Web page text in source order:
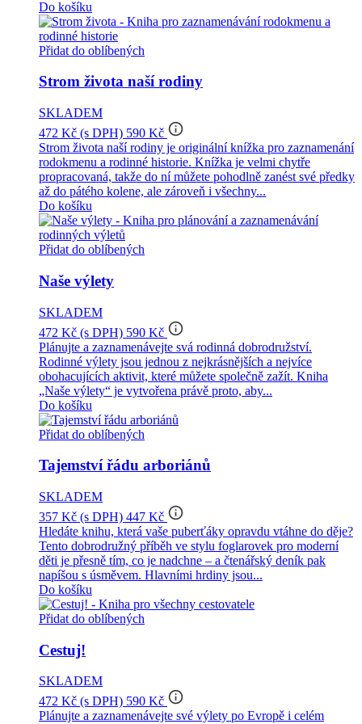
Do košíku
Přidat do oblíbených
Strom života naší rodiny
SKLADEM
472 Kč (s DPH) 590 Kč info_outline
Strom života naší rodiny je originální knížka pro zaznamenání
rodokmenu a rodinné historie. Knížka je velmi chytře
propracovaná, takže do ní můžete pohodlně zanést své předky
až do pátého kolene, ale zároveň i všechny...
Do košíku
Přidat do oblíbených
Naše výlety
SKLADEM
472 Kč (s DPH) 590 Kč info_outline
Plánujte a zaznamenávejte svá rodinná dobrodružství.
Rodinné výlety jsou jednou z nejkrásnějších a nejvíce
obohacujících aktivit, které můžete společně zažít. Kniha
„Naše výlety“ je vytvořena právě proto, aby...
Do košíku
Přidat do oblíbených
Tajemství řádu arboriánů
SKLADEM
357 Kč (s DPH) 447 Kč info_outline
Hledáte knihu, která vaše puberťáky opravdu vtáhne do děje?
Tento dobrodružný příběh ve stylu foglarovek pro moderní
děti je přesně tím, co je nadchne – a čtenářský deník pak
napíšou s úsměvem. Hlavními hrdiny jsou...
Do košíku
Přidat do oblíbených
Cestuj!
SKLADEM
472 Kč (s DPH) 590 Kč info_outline
Plánujte a zaznamenávejte své výlety po Evropě i celém